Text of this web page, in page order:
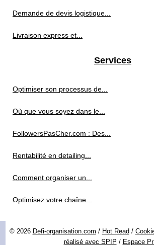
Demande de devis logistique...
Livraison express et...
Services
Optimiser son processus de...
Où que vous soyez dans le...
FollowersPasCher.com : Des...
Rentabilité en detailing...
Comment organiser un...
Optimisez votre chaîne...
© 2026 Defi-organisation.com / Hot Read /
réalisé avec SPIP / Espace